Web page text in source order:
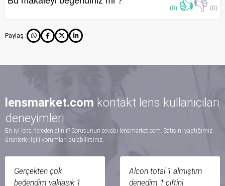
(0) 👍👎 (0)
Paylaş :
lensmarket.com kontakt lens kullanıcıları
deneyimleri
En iyi lens nereden alınır? Sorusunun cevabı lensmarket.com. Satışını yaptığımız
ürünlerle ilgili yorumları bulabilirsiniz.
Gerçekten çok
beğendim yaklaşık 1
Alcon total 1 almıştım
denedim 1 çiftini